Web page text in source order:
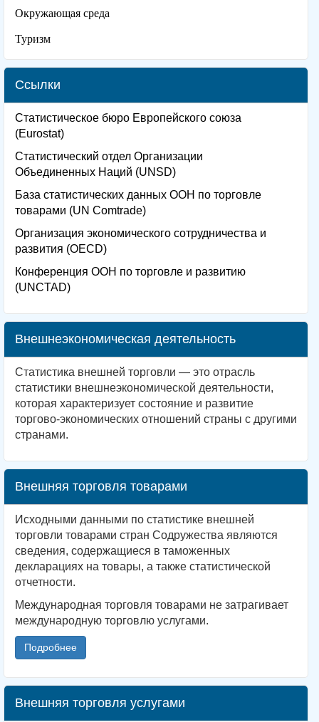
Окружающая среда
Туризм
Ссылки
Статистическое бюро Европейского союза
(Eurostat)
Статистический отдел Организации
Объединенных Наций (UNSD)
База статистических данных ООН по торговле
товарами (UN Comtrade)
Организация экономического сотрудничества и
развития (OECD)
Конференция ООН по торговле и развитию
(UNCTAD)
Внешнеэкономическая деятельность
Статистика внешней торговли — это отрасль
статистики внешнеэкономической деятельности,
которая характеризует состояние и развитие
торгово-экономических отношений страны с другими
странами.
Внешняя торговля товарами
Исходными данными по статистике внешней
торговли товарами стран Содружества являются
сведения, содержащиеся в таможенных
декларациях на товары, а также статистической
отчетности.
Международная торговля товарами не затрагивает
международную торговлю услугами.
Подробнее
Внешняя торговля услугами